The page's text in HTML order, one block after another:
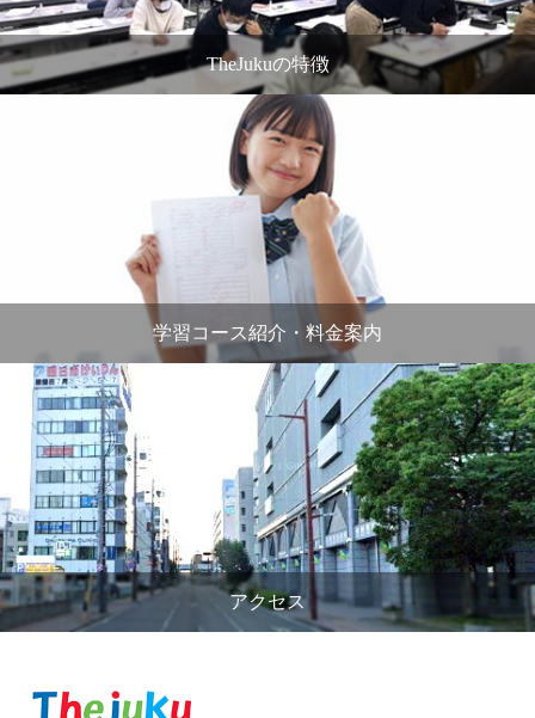
TheJukuの特徴
学習コース紹介・料金案内
アクセス